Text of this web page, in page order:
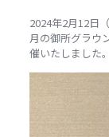
2024年2月12日（
月の御所グラウ
催いたしました。